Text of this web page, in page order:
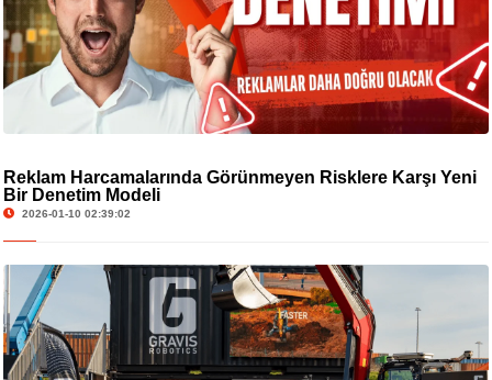
Reklam Harcamalarında Görünmeyen Risklere Karşı Yeni
Bir Denetim Modeli
2026-01-10 02:39:02